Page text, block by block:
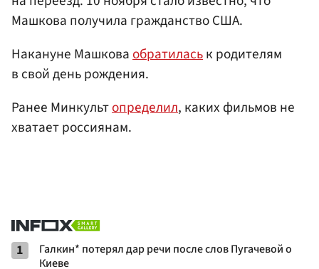
Машкова получила гражданство США.
Накануне Машковаобратиласьк родителям
в свой день рождения.
Ранее Минкультопределил, каких фильмов не
хватает россиянам.
1
Галкин* потерял дар речи после слов Пугачевой о
Киеве